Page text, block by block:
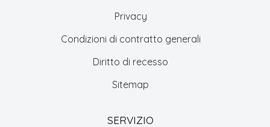
Privacy
Condizioni di contratto generali
Diritto di recesso
Sitemap
SERVIZIO